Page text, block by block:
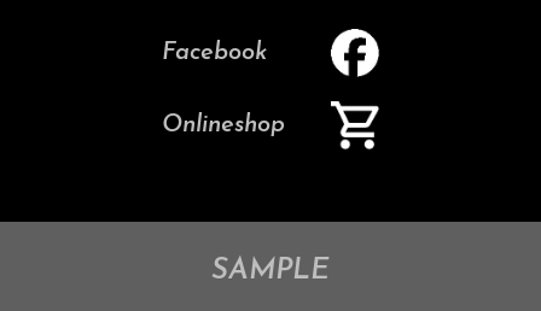
Facebook
Onlineshop
SAMPLE